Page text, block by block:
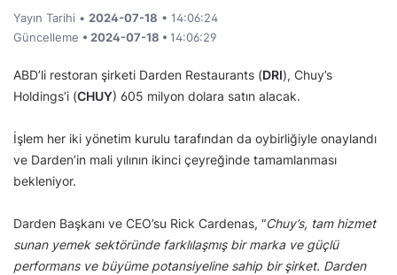
Yayın Tarihi • 2024-07-18 • 14:06:24
Güncelleme • 2024-07-18 • 14:06:29
ABD’li restoran şirketi Darden Restaurants (DRI), Chuy’s
Holdings’i (CHUY) 605 milyon dolara satın alacak.
İşlem her iki yönetim kurulu tarafından da oybirliğiyle onaylandı
ve Darden’in mali yılının ikinci çeyreğinde tamamlanması
bekleniyor.
Darden Başkanı ve CEO’su Rick Cardenas, “Chuy’s, tam hizmet
sunan yemek sektöründe farklılaşmış bir marka ve güçlü
performans ve büyüme potansiyeline sahip bir şirket. Darden